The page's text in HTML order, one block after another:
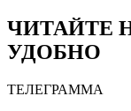
ЧИТАЙТЕ
УДОБНО
ТЕЛЕГРАММА